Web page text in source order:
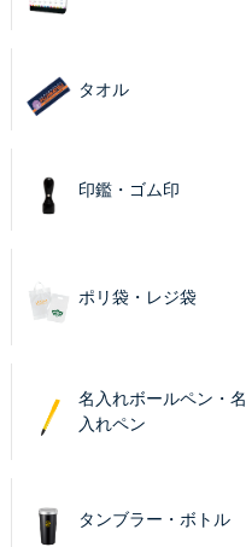
タオル
印鑑・ゴム印
ポリ袋・レジ袋
名入れボールペン・名
入れペン
タンブラー・ボトル